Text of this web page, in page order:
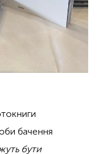
бачення
бути